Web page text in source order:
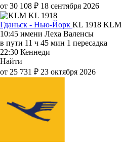
от 30 108 ₽ 18 сентября 2026
Гданьск - Нью-Йорк KL 1918 KLM
10:45 имени Леха Валенсы
в пути 11 ч 45 мин 1 пересадка
22:30 Кеннеди
Найти
от 25 731 ₽ 23 октября 2026